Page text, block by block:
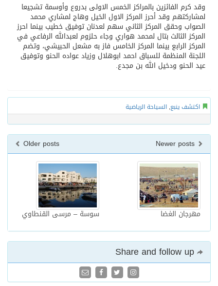
وقد كرم الفائزين بالمراكز الخمس الاولى بدروع وأوسمة تشجيعا
لمشاركتهم وقد أحرز المركز الاول الخيل وهاج لمشاري محمد
الصواب وحقق المركز الثاني سهم لعدنان توفيق خطيب بينما احرز
المركز الثالث بتال لمحمد هواري وجاء حلزوم لعبدالله الرفاعي في
المركز الرابع بينما المركز الخامس فاز به مشعل الحبيشي، وتضم
اللجنة المنظمة للسباق احمد ابوهلال وزياد عواده الحنو وتوفيق
عيد الحنو ودخيل الله بن مجدع.
اكتشف ينبع, السياحة الرياضية
Older posts
سوسة – مرسى القنطاوي مهرجان الغضا